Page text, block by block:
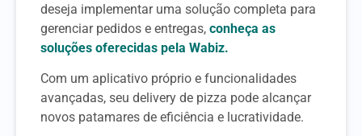
deseja implementar uma solução completa para
gerenciar pedidos e entregas, conheça as
soluções oferecidas pela Wabiz.
Com um aplicativo próprio e funcionalidades
avançadas, seu delivery de pizza pode alcançar
novos patamares de eficiência e lucratividade.